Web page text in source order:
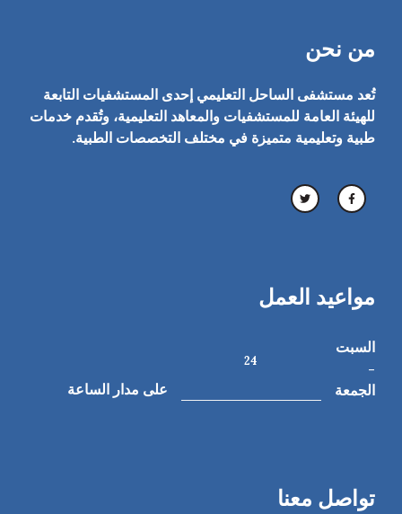
من نحن
تُعد مستشفى الساحل التعليمي إحدى المستشفيات التابعة
للهيئة العامة للمستشفيات والمعاهد التعليمية، وتُقدم خدمات
طبية وتعليمية متميزة في مختلف التخصصات الطبية.
مواعيد العمل
السبت
-
الجمعة
24
على مدار الساعة
تواصل معنا